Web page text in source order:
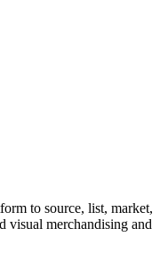
to source, list, market,
visual merchandising and